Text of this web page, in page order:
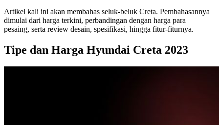
Artikel kali ini akan membahas seluk-beluk Creta. Pembahasannya
dimulai dari harga terkini, perbandingan dengan harga para
pesaing, serta review desain, spesifikasi, hingga fitur-fiturnya.
Tipe dan Harga Hyundai Creta 2023